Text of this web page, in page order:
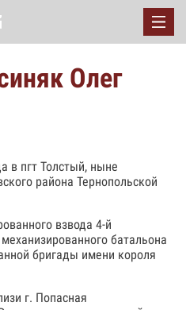
Олег
в пгт Толстый, ныне
района Тернопольской
взвода 4-й
батальона
бригады имени короля
г. Попасная